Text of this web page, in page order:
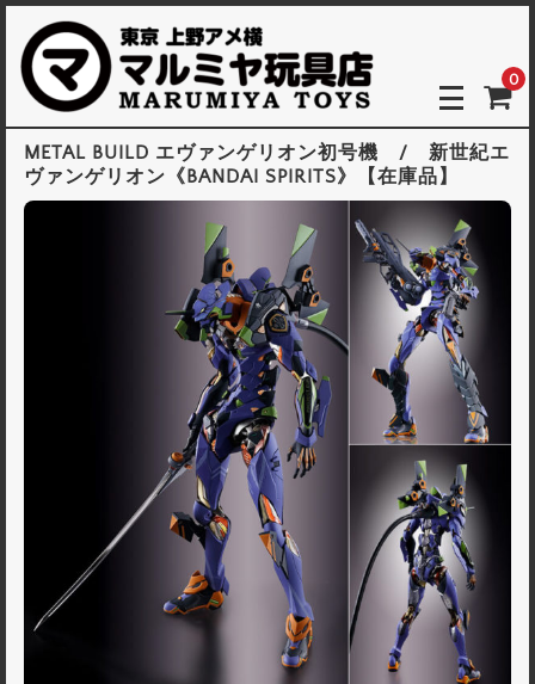
0
METAL BUILD エヴァンゲリオン初号機 / 新世紀エ
ヴァンゲリオン《BANDAI SPIRITS》【在庫品】